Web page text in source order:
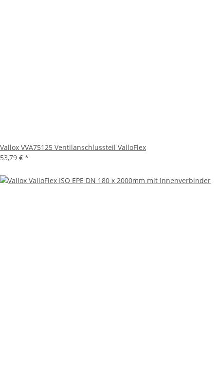
Vallox VVA75125 Ventilanschlussteil ValloFlex
53,79 € *